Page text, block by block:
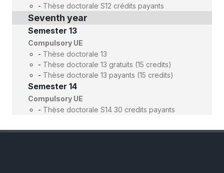
- Thèse doctorale S12 crédits payants
Seventh year
Semester 13
Compulsory UE
- Thèse doctorale 13
- Thèse doctorale 13 gratuits (15 credits)
- Thèse doctorale 13 payants (15 credits)
Semester 14
Compulsory UE
- Thèse doctorale S14 30 credits payants